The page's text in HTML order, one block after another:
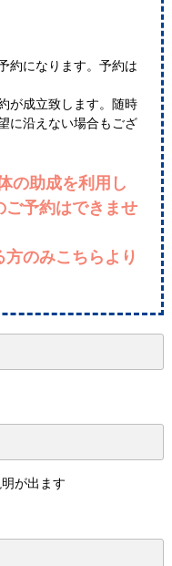
約になります。予約は
が成立致します。随時
に沿えない場合もござ
の助成を利用し
ご予約はできませ
のみこちらより
が出ます